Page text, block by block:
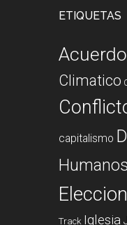
ETIQUETAS
Acuerdo
Climatico
capitalismo
Humanos
Track Iglesia